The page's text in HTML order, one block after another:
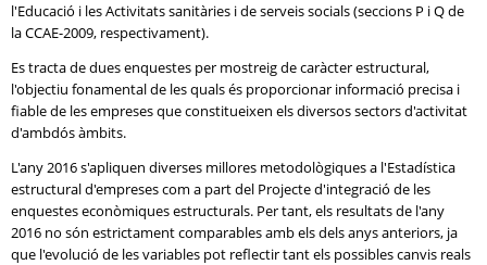
l'Educació i les Activitats sanitàries i de serveis socials (seccions P i Q de
la CCAE-2009, respectivament).
Es tracta de dues enquestes per mostreig de caràcter estructural,
l'objectiu fonamental de les quals és proporcionar informació precisa i
fiable de les empreses que constitueixen els diversos sectors d'activitat
d'ambdós àmbits.
L'any 2016 s'apliquen diverses millores metodològiques a l'Estadística
estructural d'empreses com a part del Projecte d'integració de les
enquestes econòmiques estructurals. Per tant, els resultats de l'any
2016 no són estrictament comparables amb els dels anys anteriors, ja
que l'evolució de les variables pot reflectir tant els possibles canvis reals